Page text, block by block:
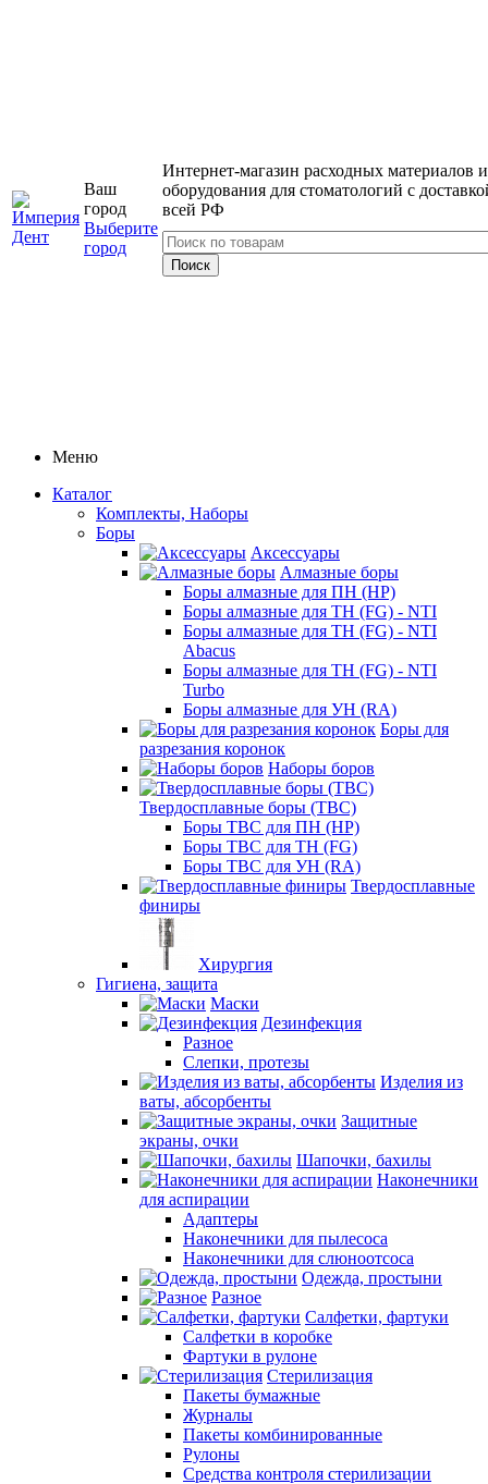
Ваш
город
Выберите
город
Интернет-магазин расходных материалов и
оборудования для стоматологий с
всей РФ
Меню
Каталог
Комплекты, Наборы
Боры
Аксессуары
Алмазные боры
Боры алмазные для ПН (HP)
Боры алмазные для ТН (FG) - NTI
Боры алмазные для ТН (FG) - NTI
Abacus
Боры алмазные для ТН (FG) - NTI
Turbo
Боры алмазные для УН (RA)
Боры для
разрезания коронок
Наборы боров
Твердосплавные боры (ТВС)
Боры ТВС для ПН (HP)
Боры ТВС для ТН (FG)
Боры ТВС для УН (RA)
Твердосплавные
финиры
Хирургия
Гигиена, защита
Маски
Дезинфекция
Разное
Слепки, протезы
Изделия из
ваты, абсорбенты
Защитные
экраны, очки
Шапочки, бахилы
Наконечники
для аспирации
Адаптеры
Наконечники для пылесоса
Наконечники для слюноотсоса
Одежда, простыни
Разное
Салфетки, фартуки
Салфетки в коробке
Фартуки в рулоне
Стерилизация
Пакеты бумажные
Журналы
Пакеты комбинированные
Рулоны
Средства контроля стерилизации